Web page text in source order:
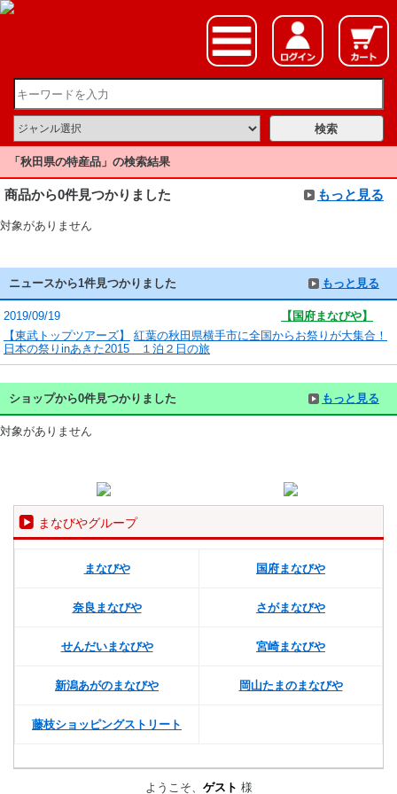
「秋田県の特産品」の検索結果
商品から0件見つかりました もっと見る
対象がありません
ニュースから1件見つかりました もっと見る
2019/09/19
【国府まなびや】
【東武トップツアーズ】
紅葉の秋田県横手市に全国からお祭りが大集合！
日本の祭りinあきた2015 １泊２日の旅
ショップから0件見つかりました もっと見る
対象がありません
まなびやグループ
まなびや 国府まなびや
奈良まなびや さがまなびや
せんだいまなびや 宮崎まなびや
新潟あがのまなびや 岡山たまのまなびや
藤枝ショッピングストリート
ようこそ、 ゲスト 様